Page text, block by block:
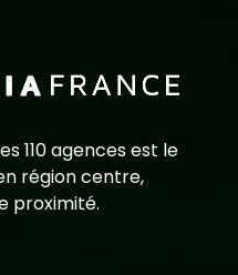
110 agences est le
région centre,
proximité.